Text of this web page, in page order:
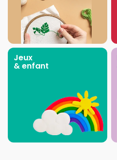
Jeux
& enfant